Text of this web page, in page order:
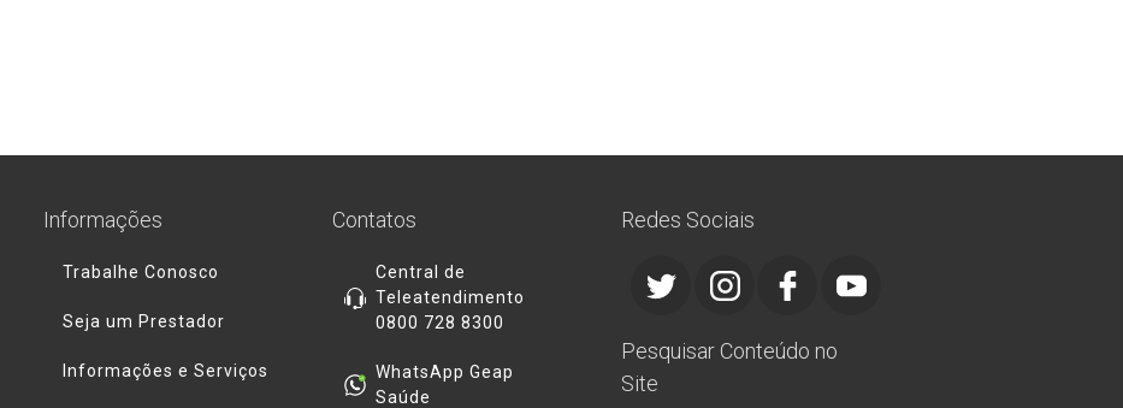
Informações
Trabalhe Conosco
Seja um Prestador
Informações e Serviços
Contatos
Central de
Teleatendimento
0800 728 8300
WhatsApp Geap
Saúde
Redes Sociais
Pesquisar Conteúdo no
Site